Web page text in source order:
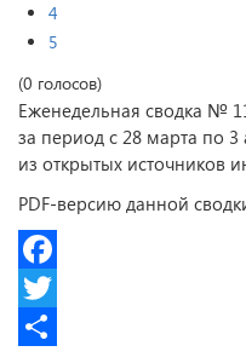
4
5
(0 голосов)
Еженедельная сводка №
за период с 28 марта по
из открытых источников
PDF-версию данной
Facebook
Twitter